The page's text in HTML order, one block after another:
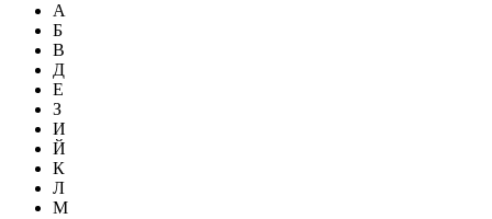
А
Б
В
Д
Е
З
И
Й
К
Л
М